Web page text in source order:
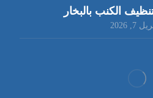
الكنب بالبخار
7, 2026